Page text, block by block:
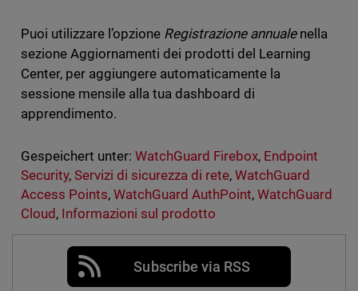
Puoi utilizzare l’opzione Registrazione annualenella
sezione Aggiornamenti dei prodotti del Learning
Center, per aggiungere automaticamente la
sessione mensile alla tua dashboard di
apprendimento.
Gespeichert unter: WatchGuard Firebox, Endpoint
Security, Servizi di sicurezza di rete,WatchGuard
Access Points, WatchGuard AuthPoint,WatchGuard
Cloud, Informazioni sul prodotto
Subscribe via RSS